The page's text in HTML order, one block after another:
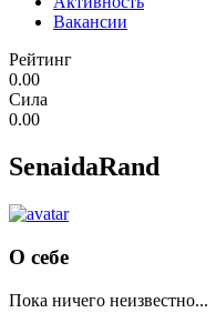
Вакансии
Рейтинг
0.00
Сила
0.00
SenaidaRand
О себе
Пока ничего неизвестно...